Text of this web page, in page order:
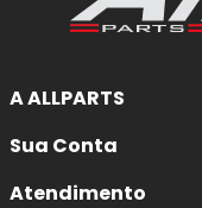
A ALLPARTS
Sua Conta
Atendimento